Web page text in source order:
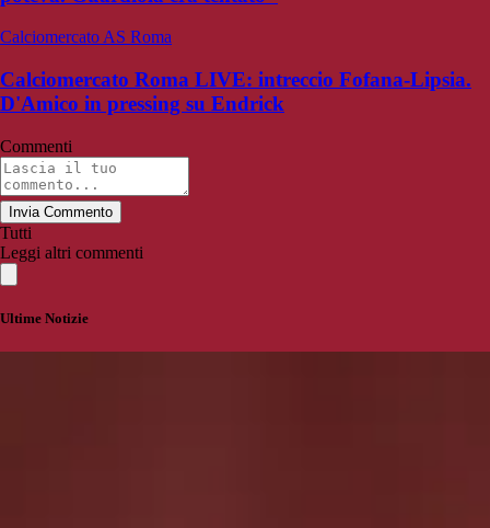
Calciomercato AS Roma
Calciomercato Roma LIVE: intreccio Fofana-Lipsia.
D'Amico in pressing su Endrick
Commenti
Invia Commento
Tutti
Leggi altri commenti
Ultime Notizie